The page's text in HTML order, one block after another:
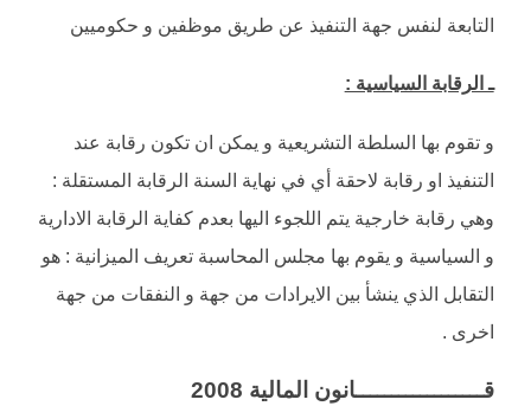
التابعة لنفس جهة التنفيذ عن طريق موظفين و حكوميين
ـ الرقابة السياسية :
و تقوم بها السلطة التشريعية و يمكن ان تكون رقابة عند
التنفيذ او رقابة لاحقة أي في نهاية السنة الرقابة المستقلة :
وهي رقابة خارجية يتم اللجوء اليها بعدم كفاية الرقابة الادارية
و السياسية و يقوم بها مجلس المحاسبة تعريف الميزانية : هو
التقابل الذي ينشأ بين الايرادات من جهة و النفقات من جهة
اخرى .
قــــــــــــــــــانون المالية 2008